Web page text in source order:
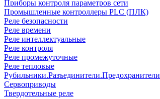
Приборы контроля параметров сети
Промышленные контроллеры PLC (ПЛК)
Реле безопасности
Реле времени
Реле интеллектуальные
Реле контроля
Реле промежуточные
Реле тепловые
Рубильники.Разъединители.Предохранители
Сервоприводы
Твердотельные реле